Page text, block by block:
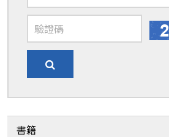
搜
尋
書籍